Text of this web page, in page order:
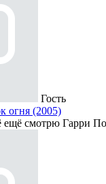
Гость
огня (2005)
ещё смотрю Гарри